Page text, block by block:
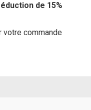
de 15%
votre commande